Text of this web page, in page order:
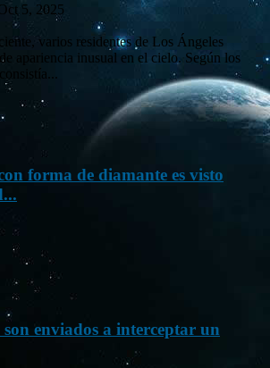
5, 2025
varios residentes de Los Ángeles
apariencia inusual en el cielo. Según los
forma de diamante es visto
son enviados a interceptar un